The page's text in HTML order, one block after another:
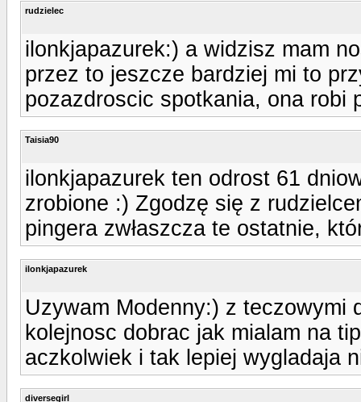
rudzielec
ilonkjapazurek:) a widzisz mam
przez to jeszcze bardziej mi to
pozazdroscic spotkania, ona robi
Taisia90
ilonkjapazurek ten odrost 61
zrobione :) Zgodzę się z
pingera zwłaszcza te ostatnie,
ilonkjapazurek
Uzywam Modenny:) z teczowymi
kolejnosc dobrac jak mialam na
aczkolwiek i tak lepiej wygladaja
diversegirl